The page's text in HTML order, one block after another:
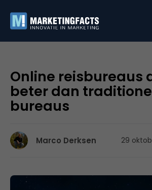
Online reisbureaus
beter dan
bureaus
Marco Derksen 29